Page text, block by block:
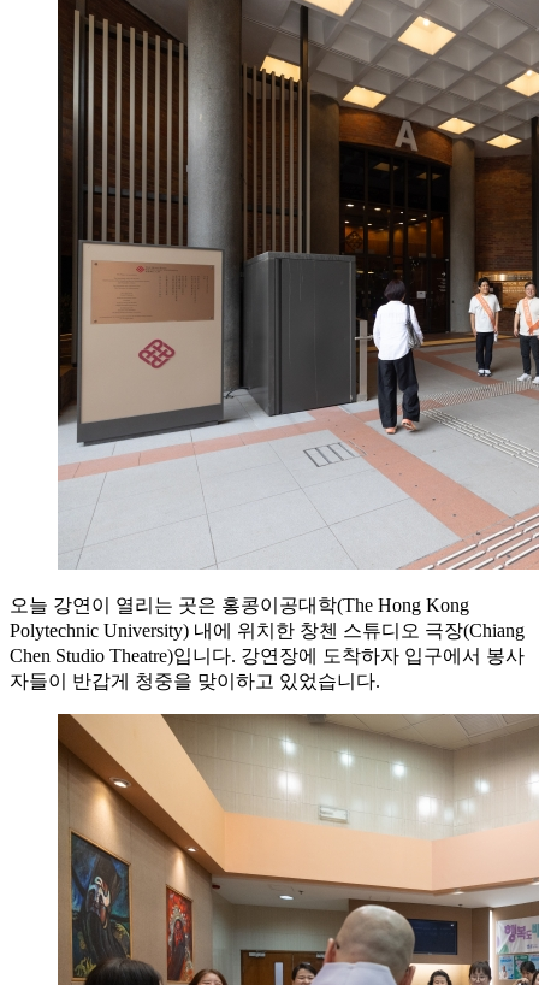
오늘 강연이 열리는 곳은 홍콩이공대학(The Hong Kong
Polytechnic University) 내에 위치한 창첸 스튜디오 극장(Chiang
Chen Studio Theatre)입니다. 강연장에 도착하자 입구에서 봉사
자들이 반갑게 청중을 맞이하고 있었습니다.